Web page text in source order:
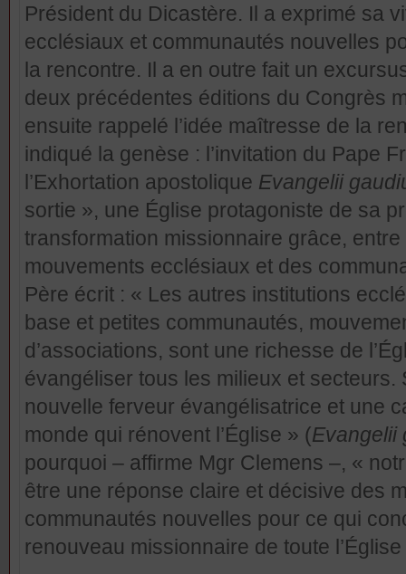
Président du Dicastère. Il a exprimé sa
ecclésiaux et communautés nouvelles
la rencontre. Il a en outre fait un
deux précédentes éditions du Congrès
ensuite rappelé l’idée maîtresse de la
indiqué la genèse : l’invitation du Pape
l’Exhortation apostolique Evangelii
sortie », une Église protagoniste de sa
transformation missionnaire grâce,
mouvements ecclésiaux et des
Père écrit : « Les autres institutions
base et petites communautés,
d’associations, sont une richesse de
évangéliser tous les milieux et
nouvelle ferveur évangélisatrice et une
monde qui rénovent l’Église » (Evangelii
pourquoi – affirme Mgr Clemens –, «
être une réponse claire et décisive des
communautés nouvelles pour ce qui
renouveau missionnaire de toute l’Église